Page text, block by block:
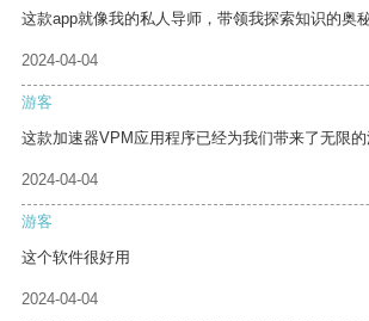
这款app就像我的私人导师，带领我探索知识的奥秘
2024-04-04
游客
这款加速器VPM应用程序已经为我们带来了无限的
2024-04-04
游客
这个软件很好用
2024-04-04